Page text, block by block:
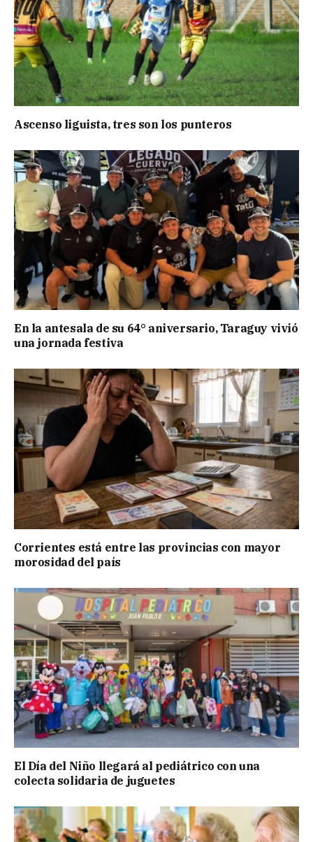
Ascenso liguista, tres son los punteros
En la antesala de su 64° aniversario, Taraguy vivió
una jornada festiva
Corrientes está entre las provincias con mayor
morosidad del país
El Día del Niño llegará al pediátrico con una
colecta solidaria de juguetes